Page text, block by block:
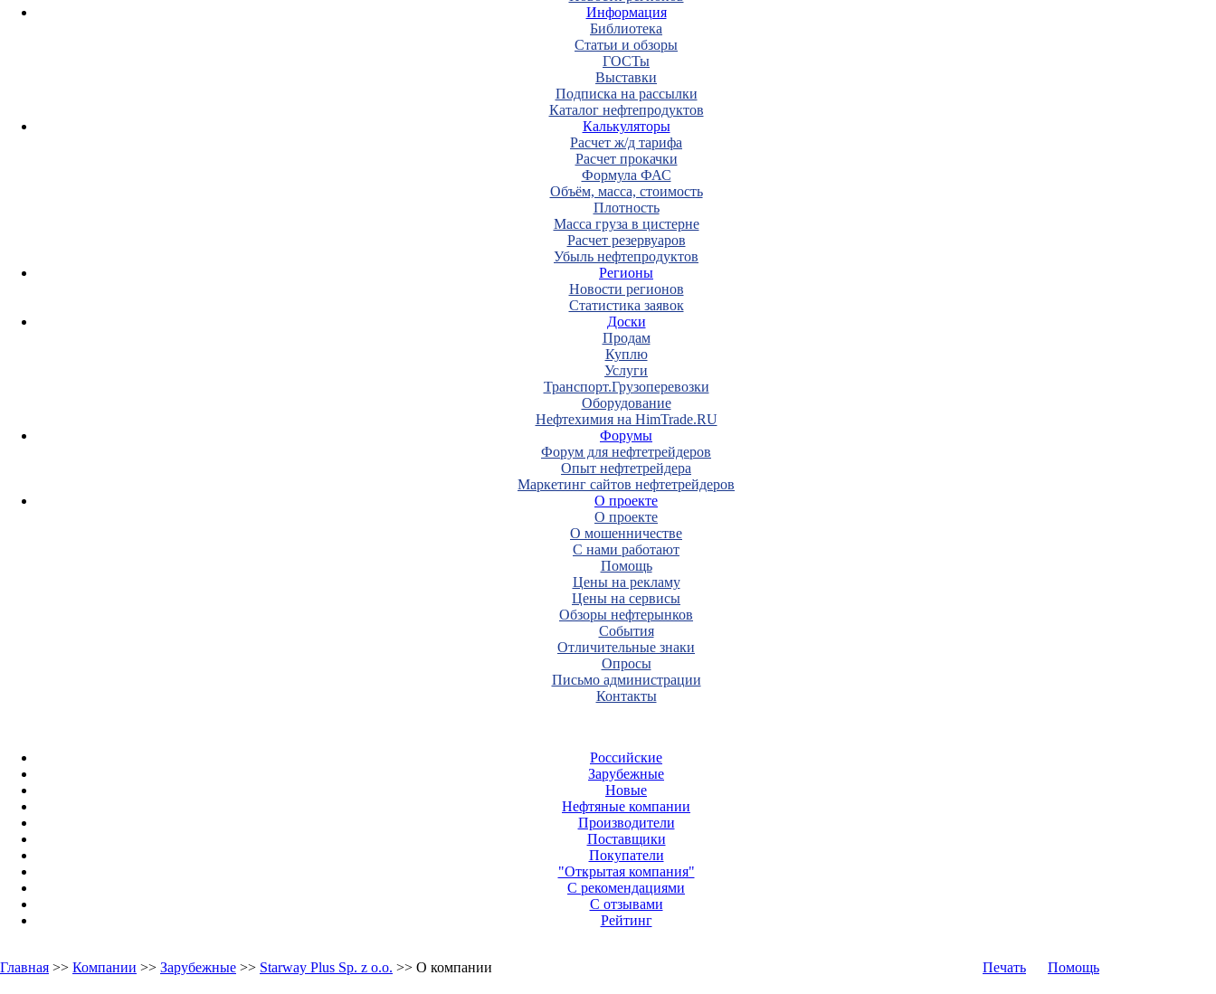
Информация
Библиотека
Статьи и обзоры
ГОСТы
Выставки
Подписка на рассылки
Каталог нефтепродуктов
Калькуляторы
Расчет ж/д тарифа
Расчет прокачки
Формула ФАС
Объём, масса, стоимость
Плотность
Масса груза в цистерне
Расчет резервуаров
Убыль нефтепродуктов
Регионы
Новости регионов
Статистика заявок
Доски
Продам
Куплю
Услуги
Транспорт.Грузоперевозки
Оборудование
Нефтехимия на HimTrade.RU
Форумы
Форум для нефтетрейдеров
Опыт нефтетрейдера
Маркетинг сайтов нефтетрейдеров
О проекте
О проекте
О мошенничестве
С нами работают
Помощь
Цены на рекламу
Цены на сервисы
Обзоры нефтерынков
События
Отличительные знаки
Опросы
Письмо администрации
Контакты
Российские
Зарубежные
Новые
Нефтяные компании
Производители
Поставщики
Покупатели
"Открытая компания"
С рекомендациями
С отзывами
Рейтинг
Главная >> Компании >> Зарубежные >> Starway Plus Sp. z o.o. >> О компании Печать Помощь